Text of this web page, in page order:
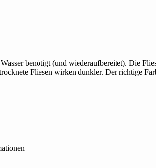
benötigt (und wiederaufbereitet). Die
Fliesen wirken dunkler. Der richtige